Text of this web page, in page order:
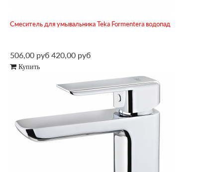
Смеситель для умывальника Teka Formentera водопад
506,00 руб 420,00 руб
Купить